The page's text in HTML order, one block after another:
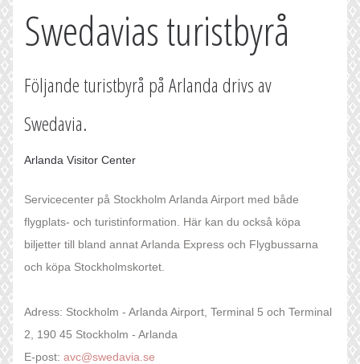
Swedavias turistbyrå
Följande turistbyrå på Arlanda drivs av
Swedavia.
Arlanda Visitor Center
Servicecenter på Stockholm Arlanda Airport med både
flygplats- och turistinformation. Här kan du också köpa
biljetter till bland annat Arlanda Express och Flygbussarna
och köpa Stockholmskortet.
Adress: Stockholm - Arlanda Airport, Terminal 5 och Terminal
2, 190 45 Stockholm - Arlanda
E-post: avc@swedavia.se